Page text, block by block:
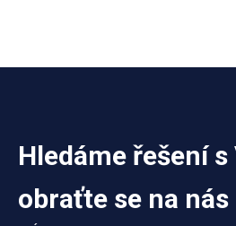
Hledáme řešení s
obraťte se na nás